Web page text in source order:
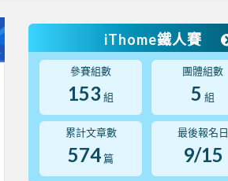
iThome鐵人賽
參賽組數
153 組
團體組數
5 組
累計文章數
574 篇
最後報名日
9/15